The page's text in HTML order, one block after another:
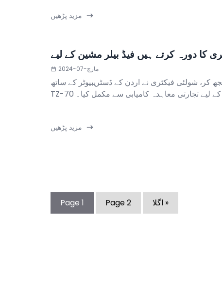
مزید پڑھیں
کا دورہ کرتے ہیں فیڈ بیلر مشین کے لیے
مارچ-07-2024
کر، شولئی فیکٹری نے اردن کے ڈسٹریبیوٹر کے ساتھ
TZ-70 کے لیے تجارتی معاہدہ کامیابی سے مکمل کیا۔
مزید پڑھیں
Page 1 Page2 اگلا »
Greek